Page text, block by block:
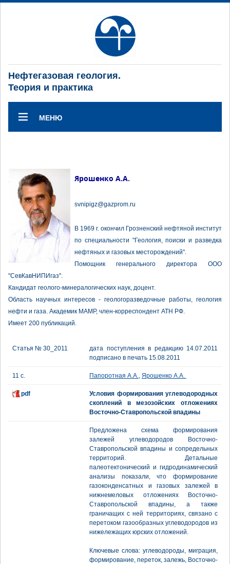
Нефтегазовая геология.
Теория и практика
МЕНЮ
Ярошенко А.А.
svnipigz@gazprom.ru
В 1969 г. окончил Грозненский нефтяной институт
по специальности "Геология, поиски и разведка
нефтяных и газовых месторождений".
Помощник генерального директора ООО
"СевКавНИПИгаз".
Кандидат геолого-минералогических наук, доцент.
Область научных интересов - геологоразведочные работы, геология
нефти и газа. Академик МАМР, член-корреспондент АТН РФ.
Имеет 200 публикаций.
Статья № 30_2011
дата поступления в редакцию 14.07.2011
подписано в печать 15.08.2011
11 с. Папоротная А.А., Ярошенко А.А.
pdf
Условия формирования углеводородных
скоплений в мезозойских отложениях
Восточно-Ставропольской впадины
Предложена схема формирования
залежей углеводородов Восточно-
Ставропольской впадины и сопредельных
территорий. Детальные
палеотектонический и гидродинамический
анализы показали, что формирование
газоконденсатных и газовых залежей в
нижнемеловых отложениях Восточно-
Ставропольской впадины, а также
граничащих с ней территориях, связано с
перетоком газообразных углеводородов из
нижележащих юрских отложений.
Ключевые слова: углеводороды, миграция,
формирование, переток, залежь, Восточно-